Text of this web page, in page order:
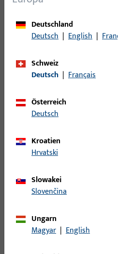
Verpackungseinheit
Bitte melden Sie sich mit Ihren
Technische Daten
Deutschland
Deutsch | English |
Schweiz
Deutsch | Français
Österreich
Deutsch
Kroatien
Hrvatski
Slowakei
Slovenčina
Ungarn
Magyar | English